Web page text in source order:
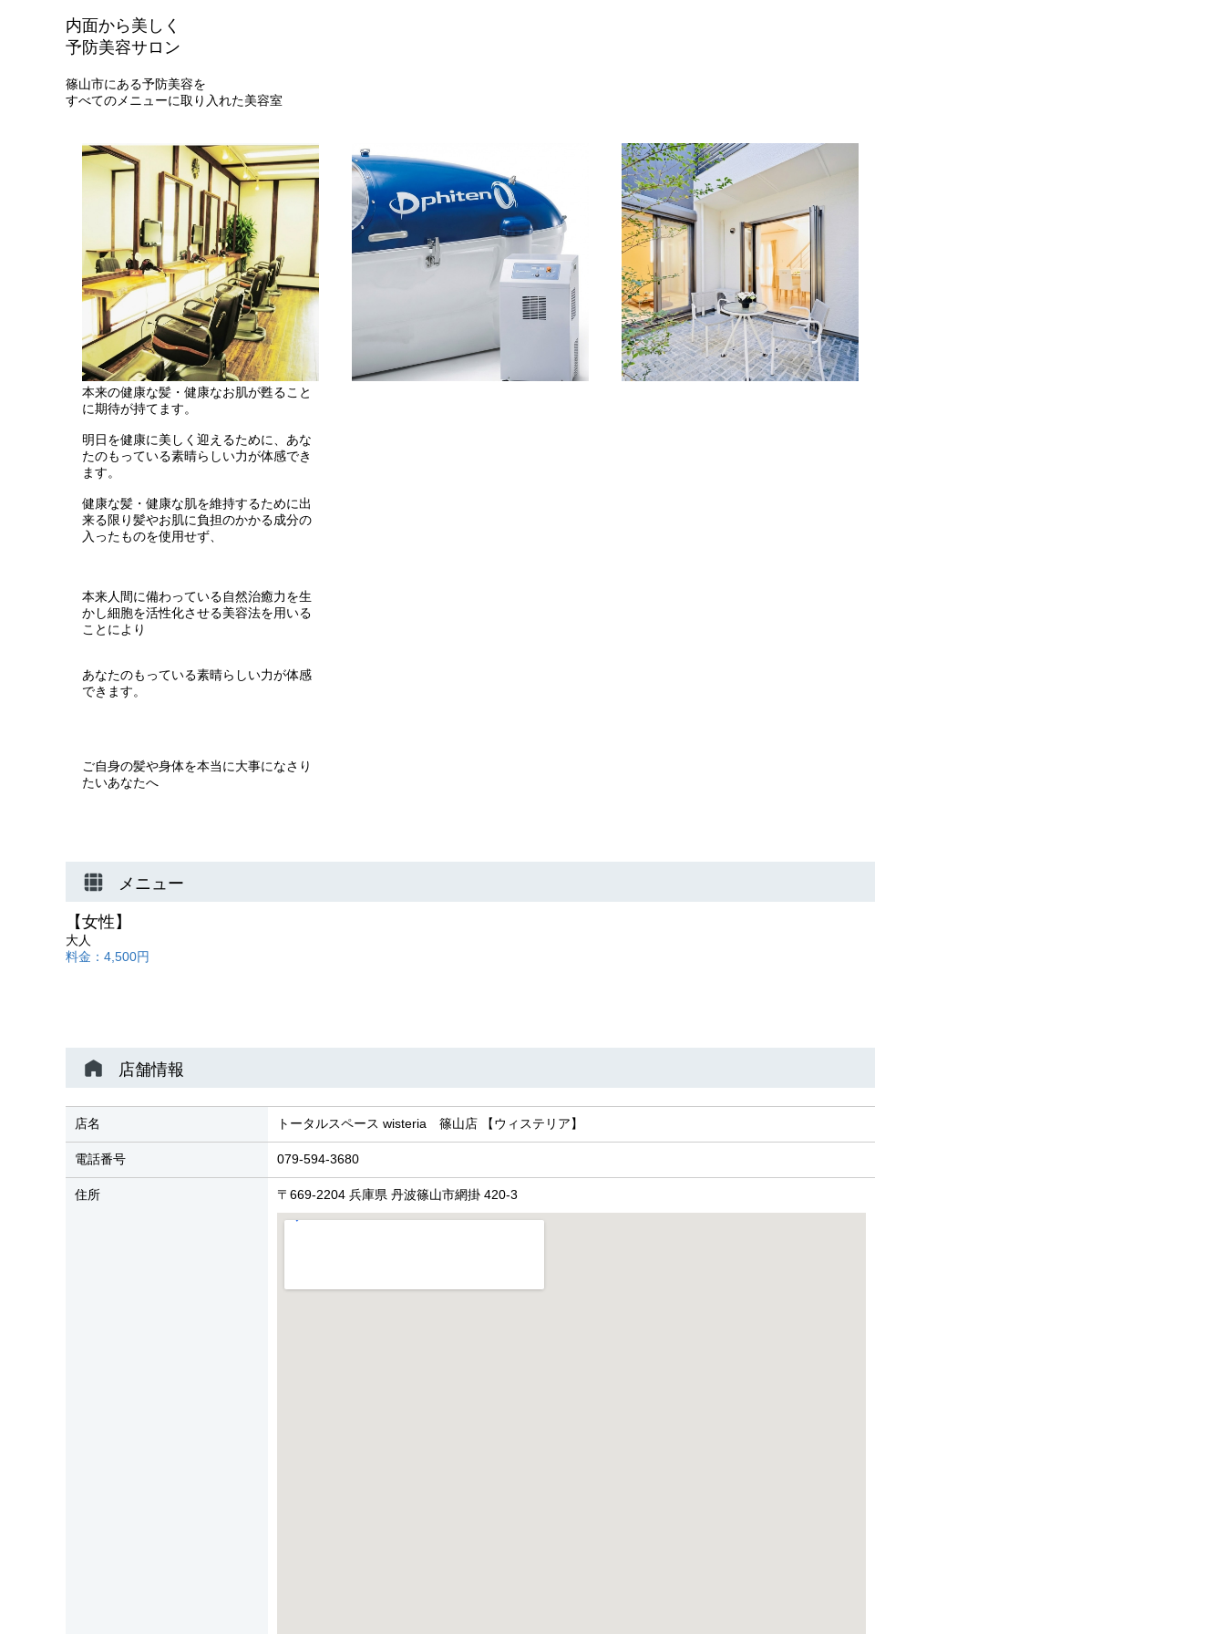
内面から美しく
予防美容サロン
篠山市にある予防美容を
すべてのメニューに取り入れた美容室
本来の健康な髪・健康なお肌が甦ること
に期待が持てます。
明日を健康に美しく迎えるために、あな
たのもっている素晴らしい力が体感でき
ます。
健康な髪・健康な肌を維持するために出
来る限り髪やお肌に負担のかかる成分の
入ったものを使用せず、
本来人間に備わっている自然治癒力を生
かし細胞を活性化させる美容法を用いる
ことにより
あなたのもっている素晴らしい力が体感
できます。
ご自身の髪や身体を本当に大事になさり
たいあなたへ
メニュー
【女性】
大人
料金：4,500円
店舗情報
店名 トータルスペース wisteria 篠山店 【ウィステリア】
電話番号 079-594-3680
住所 〒669-2204 兵庫県 丹波篠山市網掛 420-3